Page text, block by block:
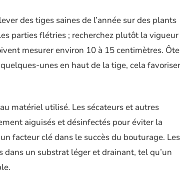
des tiges saines de l’année sur des plants
parties flétries ; recherchez plutôt la
mesurer environ 10 à 15 centimètres.
unes en haut de la tige, cela
matériel utilisé. Les sécateurs et autres
aiguisés et désinfectés pour éviter la
facteur clé dans le succès du bouturage. Les
un substrat léger et drainant, tel qu’un